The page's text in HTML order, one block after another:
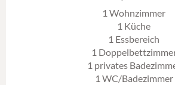
1 Wohnzimmer
1 Küche
1 Essbereich
1
1 privates
1 WC/Badezimmer